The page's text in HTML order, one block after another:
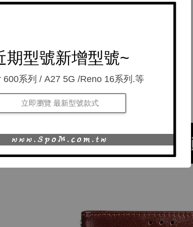
期型號新增型號~
600系列 / A27 5G /Reno 16系列.等
立即瀏覽 最新型號款式